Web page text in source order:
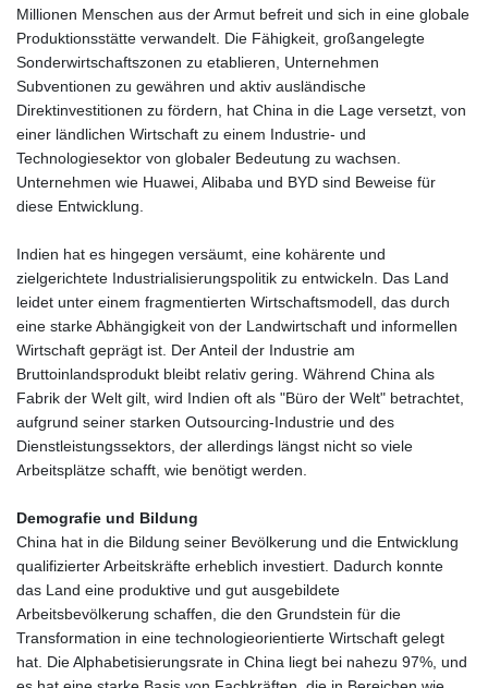
Millionen Menschen aus der Armut befreit und sich in eine globale
Produktionsstätte verwandelt. Die Fähigkeit, großangelegte
Sonderwirtschaftszonen zu etablieren, Unternehmen
Subventionen zu gewähren und aktiv ausländische
Direktinvestitionen zu fördern, hat China in die Lage versetzt, von
einer ländlichen Wirtschaft zu einem Industrie- und
Technologiesektor von globaler Bedeutung zu wachsen.
Unternehmen wie Huawei, Alibaba und BYD sind Beweise für
diese Entwicklung.
Indien hat es hingegen versäumt, eine kohärente und
zielgerichtete Industrialisierungspolitik zu entwickeln. Das Land
leidet unter einem fragmentierten Wirtschaftsmodell, das durch
eine starke Abhängigkeit von der Landwirtschaft und informellen
Wirtschaft geprägt ist. Der Anteil der Industrie am
Bruttoinlandsprodukt bleibt relativ gering. Während China als
Fabrik der Welt gilt, wird Indien oft als "Büro der Welt" betrachtet,
aufgrund seiner starken Outsourcing-Industrie und des
Dienstleistungssektors, der allerdings längst nicht so viele
Arbeitsplätze schafft, wie benötigt werden.
Demografie und Bildung
China hat in die Bildung seiner Bevölkerung und die Entwicklung
qualifizierter Arbeitskräfte erheblich investiert. Dadurch konnte
das Land eine produktive und gut ausgebildete
Arbeitsbevölkerung schaffen, die den Grundstein für die
Transformation in eine technologieorientierte Wirtschaft gelegt
hat. Die Alphabetisierungsrate in China liegt bei nahezu 97%, und